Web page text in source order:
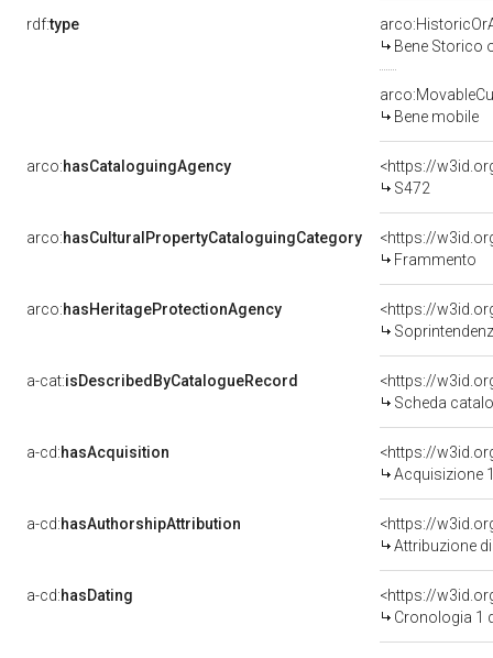
rdf:type
Bene Storico
Bene mobile
arco:hasCataloguingAgency
<https://
S472
arco:hasCulturalPropertyCataloguingCategory
<https://
Frammento
arco:hasHeritageProtectionAgency
<https://
Soprintendenza
a-cat:isDescribedByCatalogueRecord
<https://
Scheda
a-cd:hasAcquisition
<https://
Acquisizione
a-cd:hasAuthorshipAttribution
Attribuzione
a-cd:hasDating
<https://
Cronologia 1